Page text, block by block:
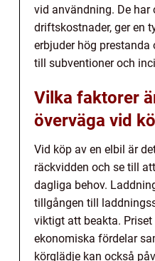
vid användning. De har
driftskostnader, ger en
erbjuder hög
till subventioner och
Vilka faktorer
överväga vid
Vid köp av en elbil är
räckvidden och se till
dagliga behov.
tillgången till
viktigt att beakta.
ekonomiska fördelar
körglädje kan också